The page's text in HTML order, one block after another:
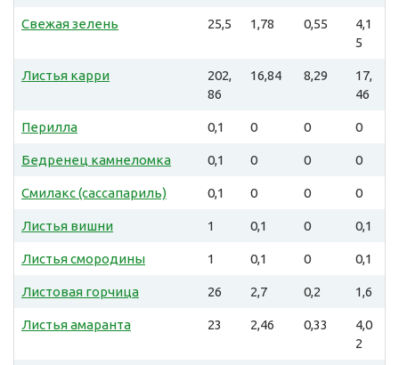
Свежая зелень 25,5 1,78 0,55
4,1
5
Листья карри
202,
86
16,84 8,29
17,
46
Перилла 0,1 0 0 0
Бедренец камнеломка 0,1 0 0 0
Смилакс (сассапариль) 0,1 0 0 0
Листья вишни 1 0,1 0 0,1
Листья смородины 1 0,1 0 0,1
Листовая горчица 26 2,7 0,2 1,6
Листья амаранта 23 2,46 0,33
4,0
2